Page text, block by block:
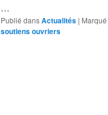
…
Publié dansActualités |
soutiens ouvriers